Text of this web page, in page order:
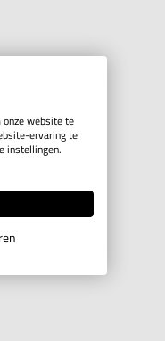
onze website te
ervaring te
instellingen.